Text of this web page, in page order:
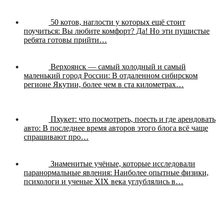
50 котов, наглости у которых ещё стоит
поучиться: Вы любите комфорт? Да! Но эти пушистые
ребята готовы прийти…
Верхоянск — самый холодный и самый
маленький город России: В отдаленном сибирском
регионе Якутии, более чем в ста километрах…
Пхукет: что посмотреть, поесть и где арендовать
авто: В последнее время авторов этого блога всё чаще
спрашивают про…
Знаменитые учёные, которые исследовали
паранормальные явления: Наиболее опытные физики,
психологи и ученые XIX века углублялись в…